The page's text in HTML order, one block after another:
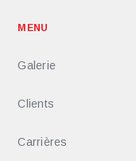
MENU
Galerie
Clients
Carrières